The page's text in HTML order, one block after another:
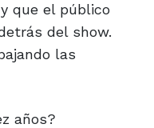
que el público
del show.
las
años?